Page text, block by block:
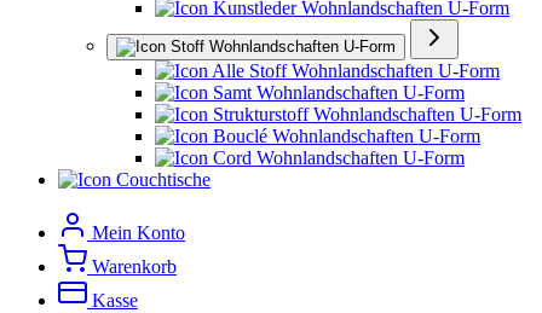
Kunstleder Wohnlandschaften U-Form
Stoff Wohnlandschaften U-Form
Alle Stoff Wohnlandschaften U-Form
Samt Wohnlandschaften U-Form
Strukturstoff Wohnlandschaften U-Form
Bouclé Wohnlandschaften U-Form
Cord Wohnlandschaften U-Form
Couchtische
Mein Konto
Warenkorb
Kasse